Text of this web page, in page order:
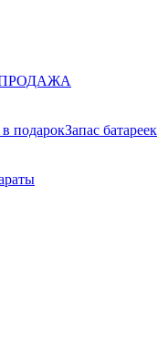
подарокЗапас батареек